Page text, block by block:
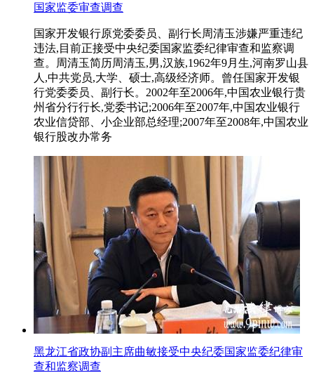
国家监委审查调查
国家开发银行原党委委员、副行长周清玉涉嫌严重违纪
违法,目前正接受中央纪委国家监委纪律审查和监察调
查。周清玉简历周清玉,男,汉族,1962年9月生,河南罗山县
人,中共党员,大学、硕士,高级经济师。曾任国家开发银
行党委委员、副行长。2002年至2006年,中国农业银行贵
州省分行行长,党委书记;2006年至2007年,中国农业银行
农业信贷部、小企业部总经理;2007年至2008年,中国农业
银行股改办常务
黑龙江省政协副主席曲敏接受中央纪委国家监委纪律审
查和监察调查